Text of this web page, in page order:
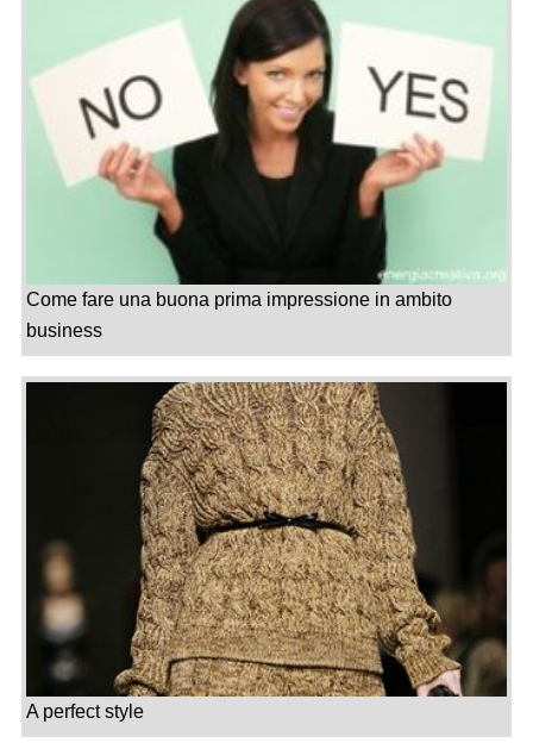
Come fare una buona prima impressione in ambito
business
A perfect style